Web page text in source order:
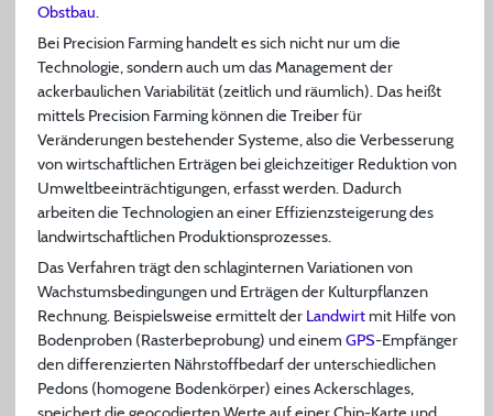
Obstbau.
Bei Precision Farming handelt es sich nicht nur um die
Technologie, sondern auch um das Management der
ackerbaulichen Variabilität (zeitlich und räumlich). Das heißt
mittels Precision Farming können die Treiber für
Veränderungen bestehender Systeme, also die Verbesserung
von wirtschaftlichen Erträgen bei gleichzeitiger Reduktion von
Umweltbeeinträchtigungen, erfasst werden. Dadurch
arbeiten die Technologien an einer Effizienzsteigerung des
landwirtschaftlichen Produktionsprozesses.
Das Verfahren trägt den schlaginternen Variationen von
Wachstumsbedingungen und Erträgen der Kulturpflanzen
Rechnung. Beispielsweise ermittelt der Landwirtmit Hilfe von
Bodenproben (Rasterbeprobung) und einem GPS-Empfänger
den differenzierten Nährstoffbedarf der unterschiedlichen
Pedons (homogene Bodenkörper) eines Ackerschlages,